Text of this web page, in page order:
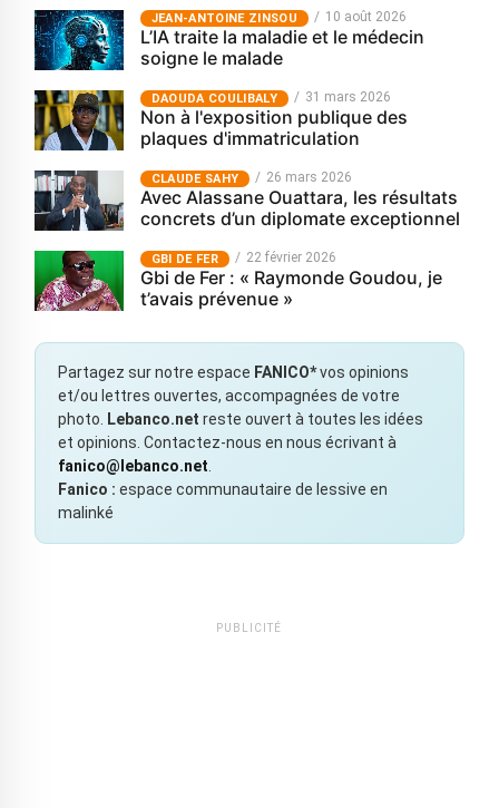
JEAN-ANTOINE ZINSOU 10 août 2026
L’IA traite la maladie et le médecin
soigne le malade
‎DAOUDA COULIBALY 31 mars 2026
Non à l'exposition publique des
plaques d'immatriculation
CLAUDE SAHY 26 mars 2026
Avec Alassane Ouattara, les résultats
concrets d’un diplomate exceptionnel
GBI DE FER 22 février 2026
Gbi de Fer : « Raymonde Goudou, je
t’avais prévenue »
Partagez sur notre espace FANICO*vos opinions
et/ou lettres ouvertes, accompagnées de votre
photo.
Lebanco.net reste ouvert à toutes les idées
et opinions. Contactez-nous en nous écrivant à
fanico@lebanco.net
Fanico : espace communautaire de lessive en
malinké
PUBLICITÉ